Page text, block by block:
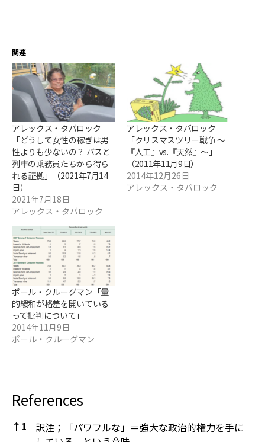
関連
アレックス・タバロック
「どうして女性の稼ぎは男
性よりも少ないの？ バスと
列車の乗務員たちから得ら
れる証拠」（2021年7月14
日）
2021年7月18日
アレックス・タバロック
アレックス・タバロック
「クリスマスツリー戦争 ～
『人工』vs.『天然』～」
（2011年11月9日）
2014年12月26日
アレックス・タバロック
ポール・クルーグマン「量
的緩和が格差を開いている
って批判について」
2014年11月9日
ポール・クルーグマン
References
↑ 1
訳注；「パワフルな」＝強大な政治的権力を手に